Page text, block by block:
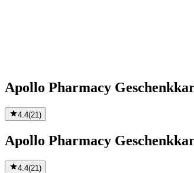
Apollo Pharmacy
4.4(21)
Apollo Pharmacy
4.4(21 )